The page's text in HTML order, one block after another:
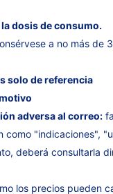
dosis de consumo.
a no más de
solo de referencia
adversa al correo:
como "indicaciones",
deberá consultarla
los precios pueden